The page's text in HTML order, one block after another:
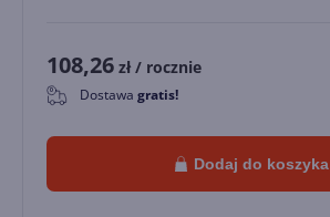
108,26 zł / rocznie
0 Dostawa gratis!
Dodaj do koszyka